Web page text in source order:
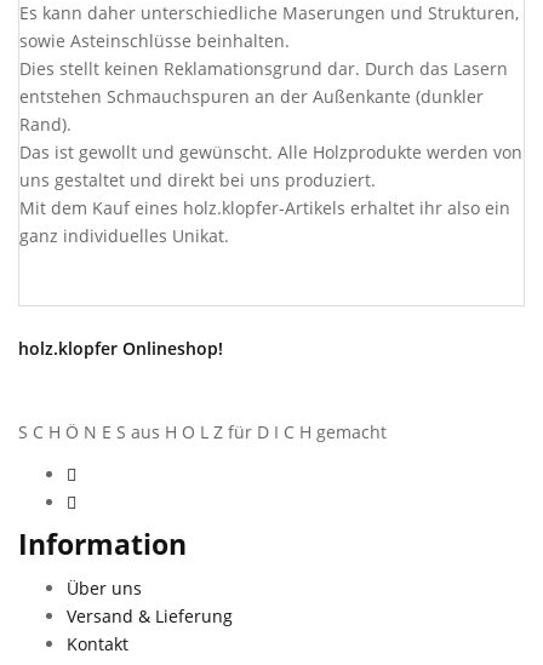
Es kann daher unterschiedliche Maserungen und Strukturen,
sowie Asteinschlüsse beinhalten.
Dies stellt keinen Reklamationsgrund dar. Durch das Lasern
entstehen Schmauchspuren an der Außenkante (dunkler
Rand).
Das ist gewollt und gewünscht. Alle Holzprodukte werden von
uns gestaltet und direkt bei uns produziert.
Mit dem Kauf eines holz.klopfer-Artikels erhaltet ihr also ein
ganz individuelles Unikat.
holz.klopfer Onlineshop!
S C H Ö N E S aus H O L Z für D I C H gemacht
Information
Über uns
Versand & Lieferung
Kontakt